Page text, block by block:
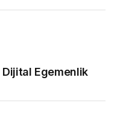
Dijital Egemenlik